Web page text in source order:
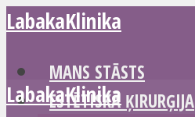
LabakaKlinika
MANS STĀSTS
ESTĒTISKĀ ĶIRURĢIJA
LabakaKlinika